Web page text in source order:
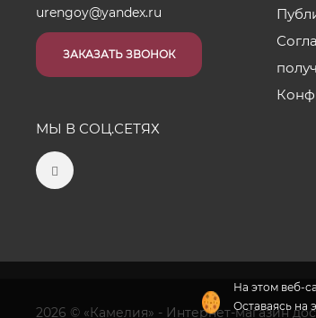
На этом веб-
Оставаясь на
urengoy@yandex.ru
ЗАКАЗАТЬ ЗВОНОК
МЫ В СОЦ.СЕТЯХ
2026 © «Камелия» - Интернет-магазин